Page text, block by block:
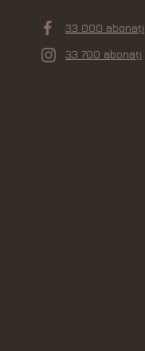
33 000 abonați
33 700 abonați